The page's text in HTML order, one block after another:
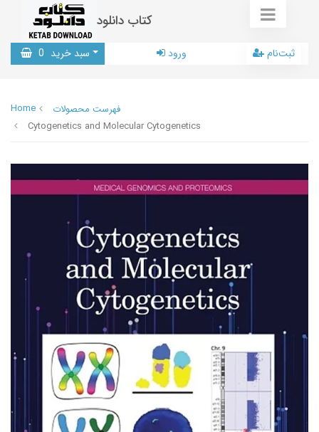
کتاب دانلود
سبد خرید 0 ورود ثبت‌نام
Home
فهرست محصولات
Cytogenetics and Molecular Cytogenetics